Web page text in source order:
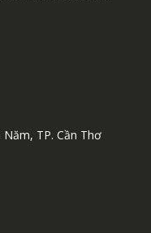
TP. Cần Thơ